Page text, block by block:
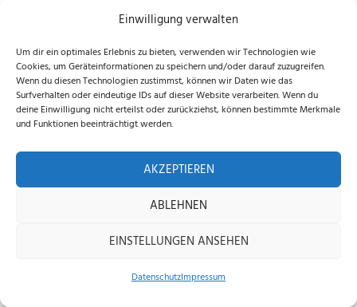
Einwilligung verwalten
Um dir ein optimales Erlebnis zu bieten, verwenden wir Technologien wie
Cookies, um Geräteinformationen zu speichern und/oder darauf zuzugreifen.
Wenn du diesen Technologien zustimmst, können wir Daten wie das
Surfverhalten oder eindeutige IDs auf dieser Website verarbeiten. Wenn du
deine Einwilligung nicht erteilst oder zurückziehst, können bestimmte Merkmale
und Funktionen beeinträchtigt werden.
AKZEPTIEREN
ABLEHNEN
EINSTELLUNGEN ANSEHEN
DatenschutzImpressum
Mähroboterwelt
DatenschutzAGBVersand & Kosten